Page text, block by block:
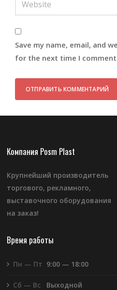
Save my name, email, and
for the next time I
Компания Posm Plast
Крупнейший производитель
торгового, рекламного,
выставочного оборудования
на заказ!
Время работы
Пн — Пт 9:00 — 18:00
Сб — Вс Выходной